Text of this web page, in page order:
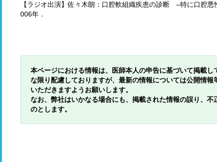
【ラジオ出演】佐々木朗：口腔軟組織疾患の診断 –特に口
006年．
本ページにおける情報は、医師本人の申告に基づいて掲載
な限り配慮しておりますが、最新の情報については公開情
いただきますようお願いします。
なお、弊社はいかなる場合にも、掲載された情報の誤り、
のとします。